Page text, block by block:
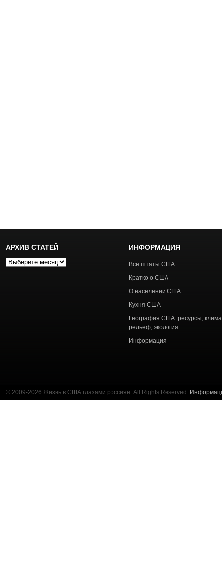
АРХИВ СТАТЕЙ
Архив
ИНФОРМАЦИЯ
Все штаты США
Кратко о США
О населении США
Кухня США
География США: ресурсы,
рельеф, экология
Информация
© 2009-2026 Жизнь в США глазами россиян. All Rights Reserved.